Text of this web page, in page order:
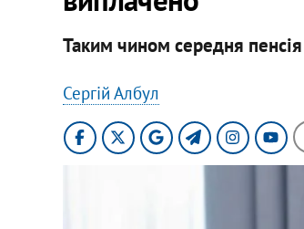
Таким чином середня
Сергій Албул